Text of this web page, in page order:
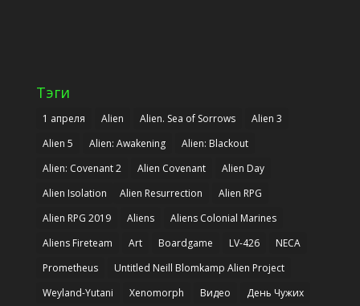
Тэги
1 апреля Alien Alien. Sea of Sorrows
Alien 3
Alien 5
Alien: Awakening
Alien: Blackout
Alien: Covenant 2
Alien Covenant
Alien Day
Alien Isolation
Alien Resurrection
Alien RPG
Alien RPG 2019
Aliens
Aliens Colonial Marines
Aliens Fireteam
Art Boardgame LV-426
NECA
Prometheus
Untitled Neill Blomkamp Alien Project
Weyland-Yutani
Xenomorph Видео
День Чужих